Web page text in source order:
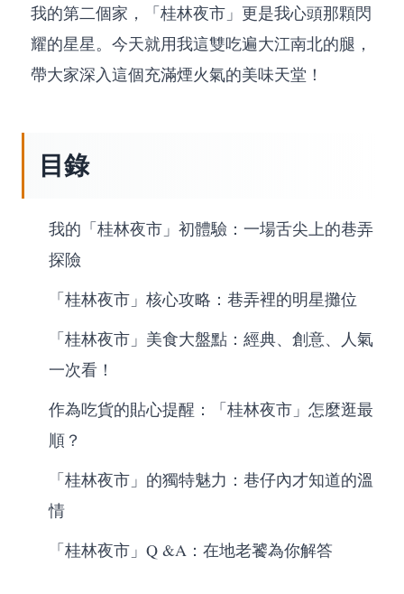
我的第二個家，「桂林夜市」更是我心頭那顆閃
耀的星星。今天就用我這雙吃遍大江南北的腿，
帶大家深入這個充滿煙火氣的美味天堂！
目錄
我的「桂林夜市」初體驗：一場舌尖上的巷弄
探險
「桂林夜市」核心攻略：巷弄裡的明星攤位
「桂林夜市」美食大盤點：經典、創意、人氣
一次看！
作為吃貨的貼心提醒：「桂林夜市」怎麼逛最
順？
「桂林夜市」的獨特魅力：巷仔內才知道的溫
情
「桂林夜市」Q &A：在地老饕為你解答